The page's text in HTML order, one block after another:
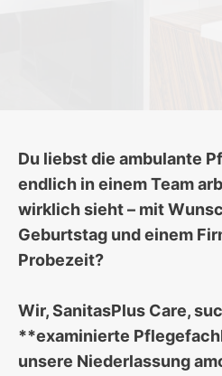
Du liebst die ambulante
endlich in einem Team
wirklich sieht – mit
Geburtstag und einem
Probezeit?
Wir, SanitasPlus Care,
**examinierte
unsere Niederlassung